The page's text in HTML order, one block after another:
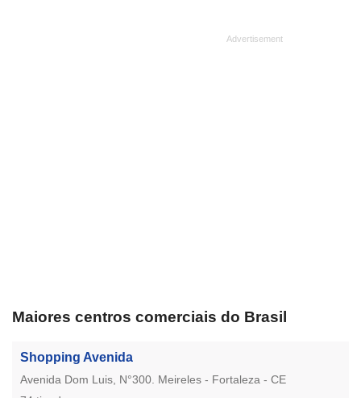
Maiores centros comerciais do Brasil
Shopping Avenida
Avenida Dom Luis, N°300. Meireles - Fortaleza - CE